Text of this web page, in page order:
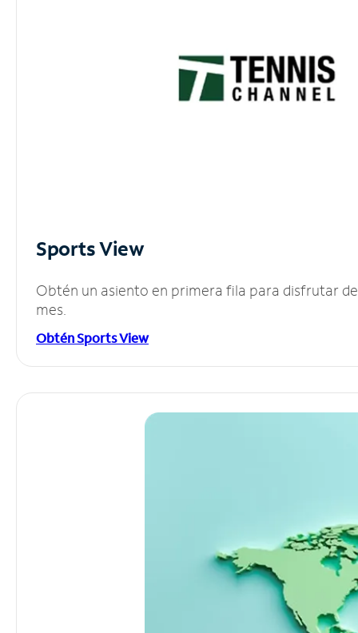
Sports View
Obtén un asiento en primera fila para disfrutar
mes.
Obtén Sports View